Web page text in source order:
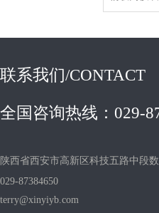
联系我们/CONTACT
全国咨询热线：029-
陕西省西安市高新区科技五路中段
029-87384650
terry@xinyiyb.com